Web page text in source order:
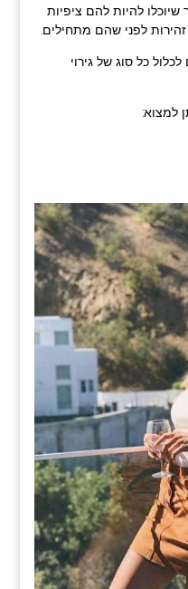
להיות להם ציפיות
לפני שהם מתחילים.
כל סוג של גירוי
למצוא: